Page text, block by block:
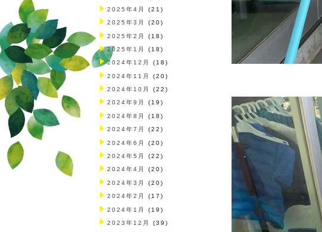
2025年4月 (21)
2025年3月 (20)
2025年2月 (18)
2025年1月 (18)
2024年12月 (18)
2024年11月 (20)
2024年10月 (22)
2024年9月 (19)
2024年8月 (18)
2024年7月 (22)
2024年6月 (20)
2024年5月 (22)
2024年4月 (20)
2024年3月 (20)
2024年2月 (17)
2024年1月 (19)
2023年12月 (39)